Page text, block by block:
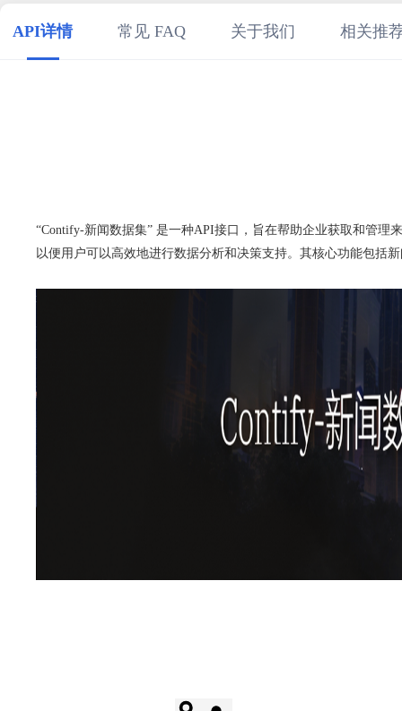
API详情 常见 FAQ 关于我们 相关推
“Contify-新闻数据集” 是一种API接口，旨在帮助企业获取和管
以便用户可以高效地进行数据分析和决策支持。其核心功能包括